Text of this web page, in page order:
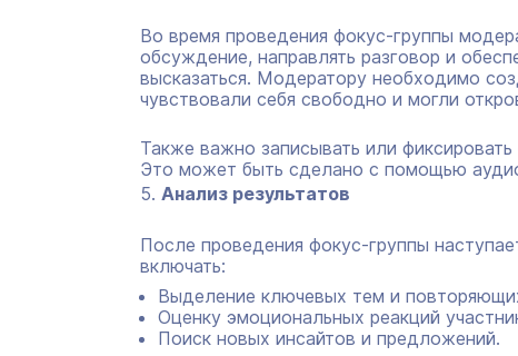
Во время проведения фокус-группы
обсуждение, направлять разговор и
высказаться. Модератору необходимо
чувствовали себя свободно и могли
Также важно записывать или
Это может быть сделано с помощью
Анализ результатов
После проведения фокус-группы
включать:
Выделение ключевых тем и
Оценку эмоциональных реакций
Поиск новых инсайтов и предложений.